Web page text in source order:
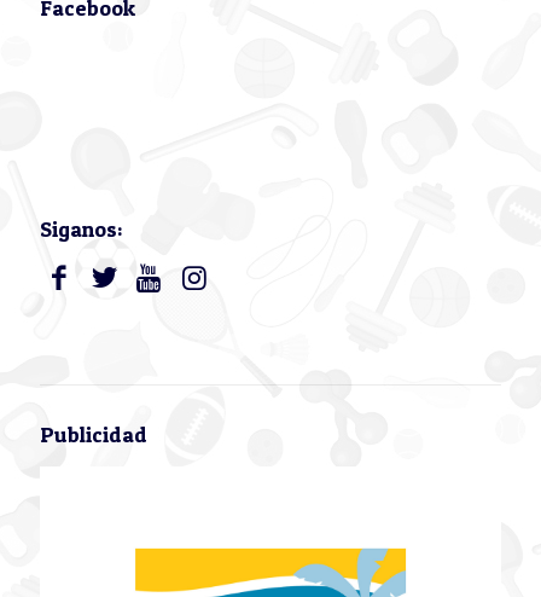
Facebook
Siganos:
Publicidad